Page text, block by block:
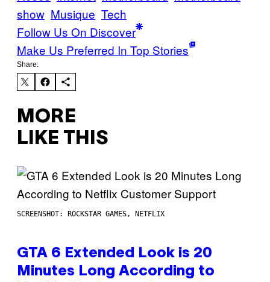
show Musique Tech
Follow Us On Discover
Make Us Preferred In Top Stories
Share:
MORE
LIKE THIS
SCREENSHOT: ROCKSTAR GAMES, NETFLIX
GTA 6 Extended Look is 20
Minutes Long According to